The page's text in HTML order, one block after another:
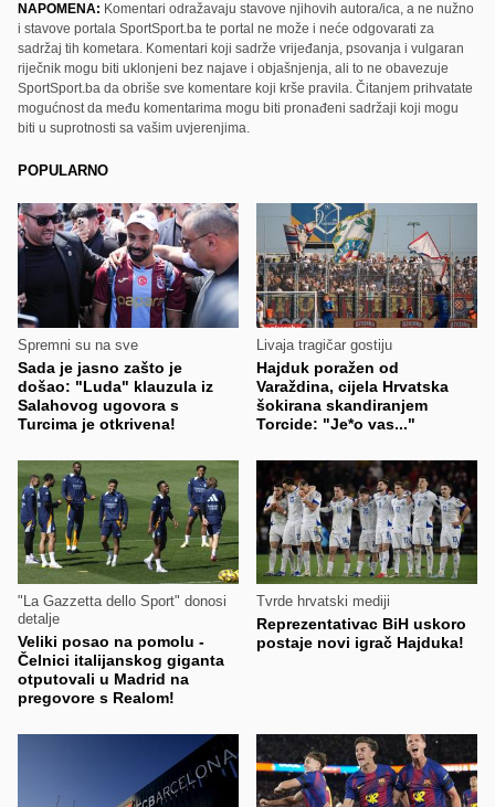
NAPOMENA: Komentari odražavaju stavove njihovih autora/ica, a ne nužno
i stavove portala SportSport.ba te portal ne može i neće odgovarati za
sadržaj tih kometara. Komentari koji sadrže vrijeđanja, psovanja i vulgaran
riječnik mogu biti uklonjeni bez najave i objašnjenja, ali to ne obavezuje
SportSport.ba da obriše sve komentare koji krše pravila. Čitanjem prihvatate
mogućnost da među komentarima mogu biti pronađeni sadržaji koji mogu
biti u suprotnosti sa vašim uvjerenjima.
POPULARNO
Spremni su na sve
Sada je jasno zašto je
došao: "Luda" klauzula iz
Salahovog ugovora s
Turcima je otkrivena!
Livaja tragičar gostiju
Hajduk poražen od
Varaždina, cijela Hrvatska
šokirana skandiranjem
Torcide: "Je*o vas..."
"La Gazzetta dello Sport" donosi
detalje
Veliki posao na pomolu -
Čelnici italijanskog giganta
otputovali u Madrid na
pregovore s Realom!
Tvrde hrvatski mediji
Reprezentativac BiH uskoro
postaje novi igrač Hajduka!